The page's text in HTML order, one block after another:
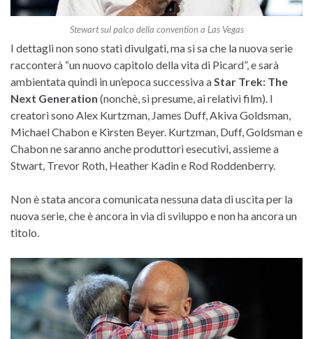
Stewart sul palco della convention a Las Vegas
I dettagli non sono stati divulgati, ma si sa che la nuova serie
racconterà “un nuovo capitolo della vita di Picard”, e sarà
ambientata quindi in un’epoca successiva aStar Trek: The
Next Generation (nonchè, si presume, ai relativi film). I
creatori sono Alex Kurtzman, James Duff, Akiva Goldsman,
Michael Chabon e Kirsten Beyer. Kurtzman, Duff, Goldsman e
Chabon ne saranno anche produttori esecutivi, assieme a
Stwart, Trevor Roth, Heather Kadin e Rod Roddenberry.
Non è stata ancora comunicata nessuna data di uscita per la
nuova serie, che è ancora in via di sviluppo e non ha ancora un
titolo.